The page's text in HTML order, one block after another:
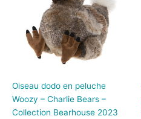
Oiseau dodo en peluche
Woozy – Charlie Bears –
Collection Bearhouse 2023